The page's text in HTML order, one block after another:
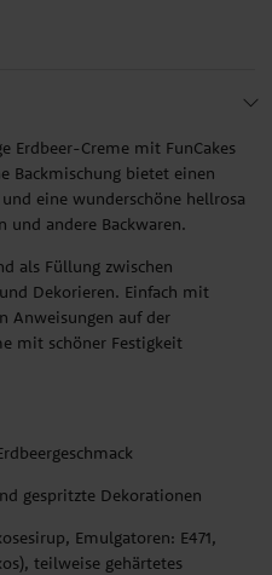
Erdbeer-Creme mit FunCakes
Backmischung bietet einen
eine wunderschöne hellrosa
und andere Backwaren.
als Füllung zwischen
Dekorieren. Einfach mit
Anweisungen auf der
mit schöner Festigkeit
gespritzte Dekorationen
Emulgatoren: E471,
teilweise gehärtetes